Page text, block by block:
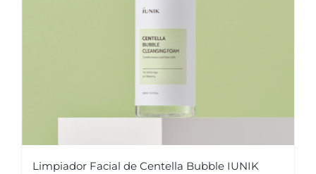
Limpiador Facial de Centella Bubble IUNIK